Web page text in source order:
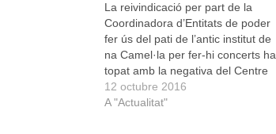
La reivindicació per part de la
Coordinadora d’Entitats de poder
fer ús del pati de l’antic institut de
na Camel·la per fer-hi concerts ha
topat amb la negativa del Centre
d’Adults, i ha posat sobre la taula
les dificultats per compaginar els
12 octubre 2016
A "Actualitat"